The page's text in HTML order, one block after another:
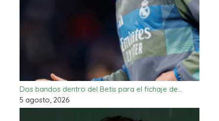
Dos bandos dentro del Betis para el fichaje de…
5 agosto, 2026